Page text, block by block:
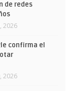
de redes
2026
confirma el
2026